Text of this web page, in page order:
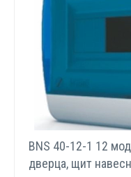
BNS 40-12-1 12
дверца, щит